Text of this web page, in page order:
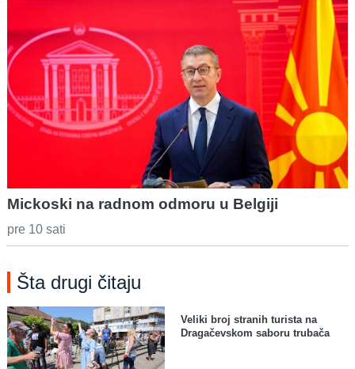
Mickoski na radnom odmoru u Belgiji
pre 10 sati
Šta drugi čitaju
Veliki broj stranih turista na
Dragačevskom saboru trubača